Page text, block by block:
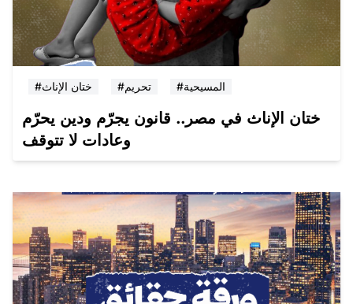
#ختان الإناث #تحريم #المسيحية
ختان الإناث في مصر.. قانون يجرّم ودين يحرّم
وعادات لا تتوقف